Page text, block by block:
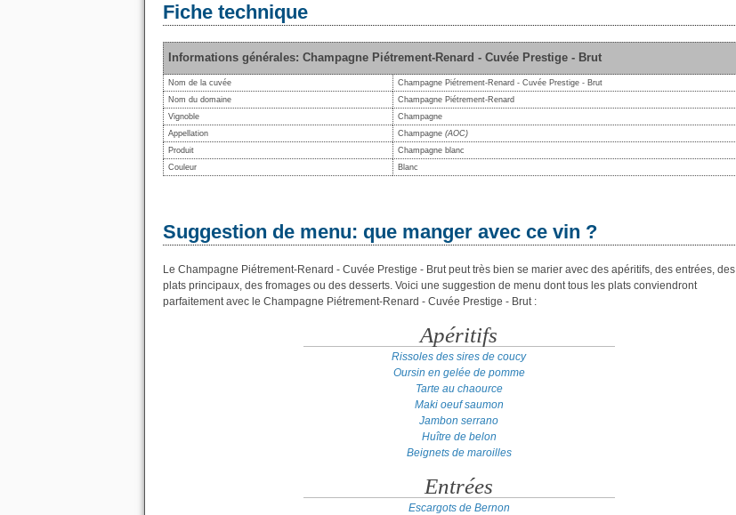
Fiche technique
Informations générales: Champagne Piétrement-Renard - Cuvée Prestige - Brut
Nom de la cuvée
Champagne Piétrement-Renard - Cuvée Prestige - Brut
Nom du domaine
Champagne Piétrement-Renard
Vignoble
Champagne
Appellation
Champagne (AOC)
Produit
Champagne blanc
Couleur
Blanc
Suggestion de menu: que manger avec ce vin ?
Le Champagne Piétrement-Renard - Cuvée Prestige - Brut peut très bien se marier avec des apéritifs, des entrées, des
plats principaux, des fromages ou des desserts. Voici une suggestion de menu dont tous les plats conviendront
parfaitement avec le Champagne Piétrement-Renard - Cuvée Prestige - Brut :
Apéritifs
Rissoles des sires de coucy
Oursin en gelée de pomme
Tarte au chaource
Maki oeuf saumon
Jambon serrano
Huître de belon
Beignets de maroilles
Entrées
Escargots de Bernon